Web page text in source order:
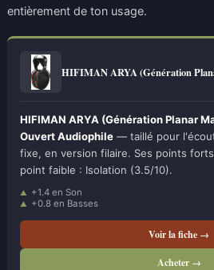
entièrement de ton usage.
HIFIMAN ARYA (Génération
HIFIMAN ARYA (Génération Planar
Ouvert Audiophile — taillé pour
fixe, en version filaire. Ses points
point faible : Isolation (3.5/10).
+1.4 en Son
+0.8 en Basses
Voir la fiche →
Acheter →